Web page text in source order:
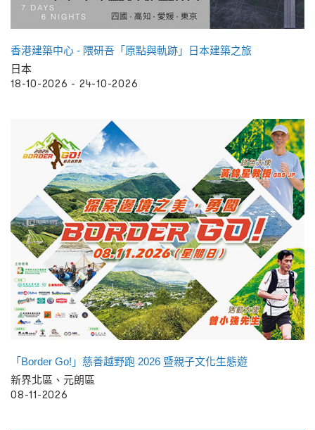
香港建築中心 - 隈研吾「原點與軌跡」日本建築之旅
日本
18-10-2026 - 24-10-2026
「Border Go!」慈善越野跑 2026 暨親子文化生態遊
新界北區、元朗區
08-11-2026